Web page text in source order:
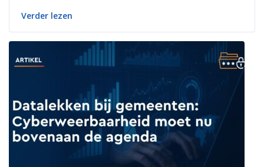
Verder lezen